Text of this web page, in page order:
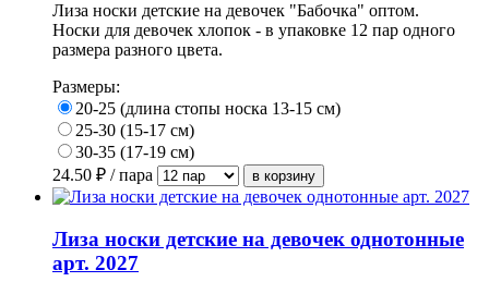
Лиза носки детские на девочек "Бабочка" оптом.
Носки для девочек хлопок - в упаковке 12 пар одного
размера разного цвета.
Размеры:
20-25 (длина стопы носка 13-15 см)
25-30 (15-17 см)
30-35 (17-19 см)
24.50 ₽ / пара
Лиза носки детские на девочек однотонные
арт. 2027